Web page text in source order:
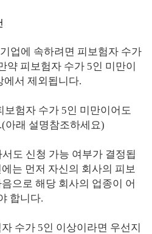
업에 속하려면 피보험자 수가
약 피보험자 수가 5인 미만이
에서 제외됩니다.
보험자 수가 5인 미만이어도
아래 설명참조하세요)
도 신청 가능 여부가 결정됩
는 먼저 자신의 회사의 피보
으로 해당 회사의 업종이 어
합니다.
수가 5인 이상이라면 우선지